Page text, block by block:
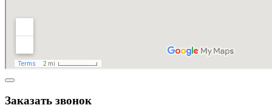
Заказать звонок